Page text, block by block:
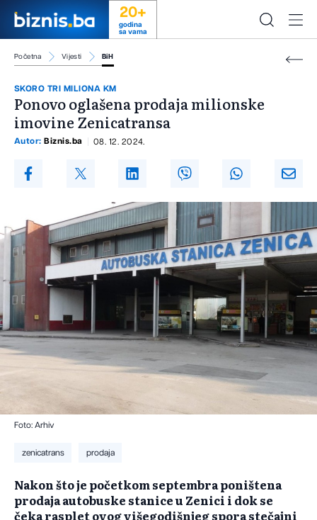
20+
godina
sa vama
Početna Vijesti BiH
SKORO TRI MILIONA KM
Ponovo oglašena prodaja milionske
imovine Zenicatransa
Autor: Biznis.ba 08. 12. 2024.
Foto: Arhiv
zenicatrans prodaja
Nakon što je početkom septembra poništena
prodaja autobuske stanice u Zenici i dok se
čeka rasplet ovog višegodišnjeg spora stečajni